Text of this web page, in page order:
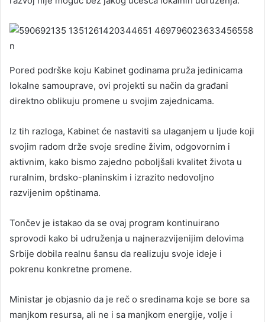
Pored podrške koju Kabinet godinama pruža jedinicama
lokalne samouprave, ovi projekti su način da građani
direktno oblikuju promene u svojim zajednicama.
Iz tih razloga, Kabinet će nastaviti sa ulaganjem u ljude koji
svojim radom drže svoje sredine živim, odgovornim i
aktivnim, kako bismo zajedno poboljšali kvalitet života u
ruralnim, brdsko-planinskim i izrazito nedovoljno
razvijenim opštinama.
Tončev je istakao da se ovaj program kontinuirano
sprovodi kako bi udruženja u najnerazvijenijim delovima
Srbije dobila realnu šansu da realizuju svoje ideje i
pokrenu konkretne promene.
Ministar je objasnio da je reč o sredinama koje se bore sa
manjkom resursa, ali ne i sa manjkom energije, volje i